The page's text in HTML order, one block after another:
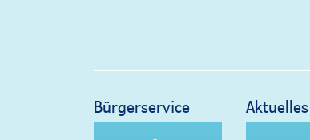
Bürgerservice Aktuelles